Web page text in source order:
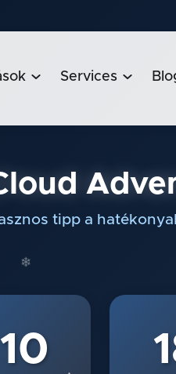
 Services 
tipp a
10